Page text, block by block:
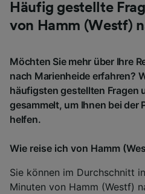
Häufig gestellte
von Hamm (Westf)
Möchten Sie mehr über Ihre
nach Marienheide erfahren?
häufigsten gestellten Fragen
gesammelt, um Ihnen bei der
helfen.
Wie reise ich von Hamm
Sie können im Durchschnitt
Minuten von Hamm (Westf)